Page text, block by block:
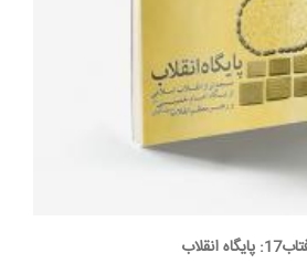
پایگاه انقلاب